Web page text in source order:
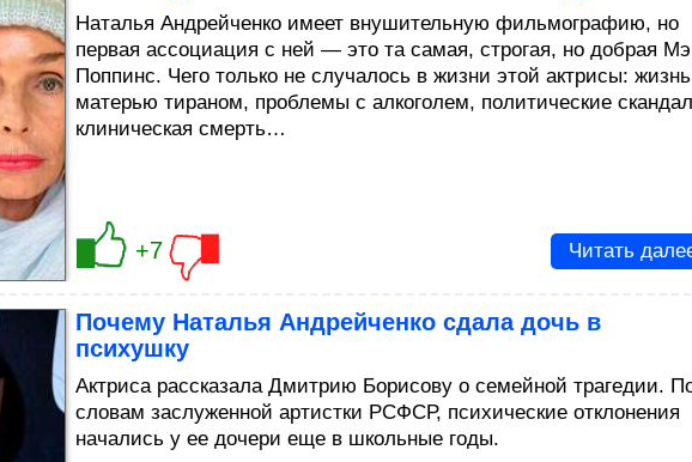
Наталья Андрейченко имеет внушительную фильмографию, но
первая ассоциация с ней — это та самая, строгая, но добрая
Поппинс. Чего только не случалось в жизни этой актрисы:
матерью тираном, проблемы с алкоголем, политические
клиническая смерть…
+7 Читать
Почему Наталья Андрейченко сдала дочь в
психушку
Актриса рассказала Дмитрию Борисову о семейной трагедии.
словам заслуженной артистки РСФСР, психические отклонения
начались у ее дочери еще в школьные годы.